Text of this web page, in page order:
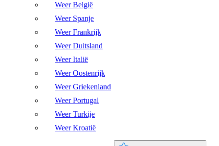
Weer België
Weer Spanje
Weer Frankrijk
Weer Duitsland
Weer Italië
Weer Oostenrijk
Weer Griekenland
Weer Portugal
Weer Turkije
Weer Kroatië